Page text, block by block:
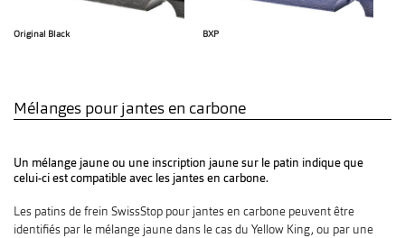
Original Black BXP
Mélanges pour jantes en carbone
Un mélange jaune ou une inscription jaune sur le patin indique que
celui-ci est compatible avec les jantes en carbone.
Les patins de frein SwissStop pour jantes en carbone peuvent être
identifiés par le mélange jaune dans le cas du Yellow King, ou par une